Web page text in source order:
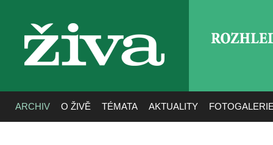
živa
ARCHIV O ŽIVĚ TÉMATA AKTUALITY